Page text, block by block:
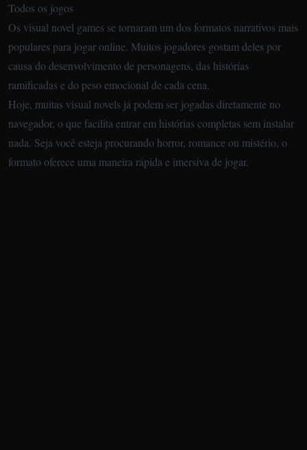
Todos os jogos
Os visual novel games se tornaram um dos formatos narrativos mais
populares para jogar online. Muitos jogadores gostam deles por
causa do desenvolvimento de personagens, das histórias
ramificadas e do peso emocional de cada cena.
Hoje, muitas visual novels já podem ser jogadas diretamente no
navegador, o que facilita entrar em histórias completas sem instalar
nada. Seja você esteja procurando horror, romance ou mistério, o
formato oferece uma maneira rápida e imersiva de jogar.